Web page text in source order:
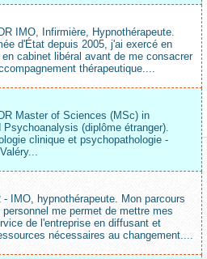
IMO, Infirmière, Hypnothérapeute.
d'État depuis 2005, j'ai exercé en
cabinet libéral avant de me consacrer
thérapeutique....
Master of Sciences (MSc) in
Psychoanalysis (diplôme étranger).
clinique et psychopathologie -
- IMO, hypnothérapeute. Mon parcours
me permet de mettre mes
de l'entreprise en diffusant et
nécessaires au changement....